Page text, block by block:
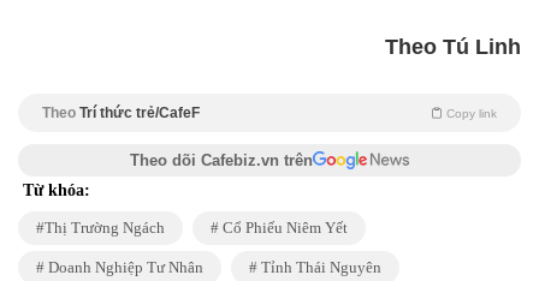
Theo Tú Linh
Theo Trí thức trẻ/CafeF Copy link
Theo dõi Cafebiz.vn trên
Từ khóa:
Thị Trường Ngách Cổ Phiếu Niêm Yết
Doanh Nghiệp Tư Nhân Tỉnh Thái Nguyên